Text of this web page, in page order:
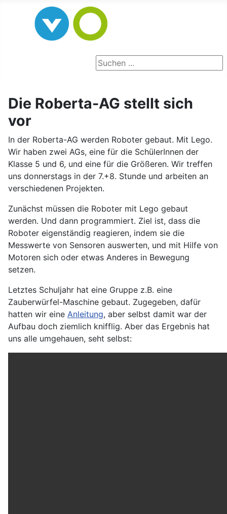
Seite durchsuchen
Die Roberta-AG stellt sich
vor
In der Roberta-AG werden Roboter gebaut. Mit Lego.
Wir haben zwei AGs, eine für die SchülerInnen der
Klasse 5 und 6, und eine für die Größeren. Wir treffen
uns donnerstags in der 7.+8. Stunde und arbeiten an
verschiedenen Projekten.
Zunächst müssen die Roboter mit Lego gebaut
werden. Und dann programmiert. Ziel ist, dass die
Roboter eigenständig reagieren, indem sie die
Messwerte von Sensoren auswerten, und mit Hilfe von
Motoren sich oder etwas Anderes in Bewegung
setzen.
Letztes Schuljahr hat eine Gruppe z.B. eine
Zauberwürfel-Maschine gebaut. Zugegeben, dafür
hatten wir eine Anleitung, aber selbst damit war der
Aufbau doch ziemlich knifflig. Aber das Ergebnis hat
uns alle umgehauen, seht selbst: